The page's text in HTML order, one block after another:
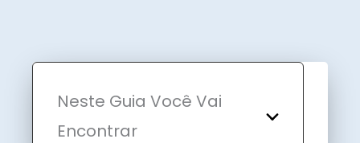
Neste Guia Você Vai
Encontrar